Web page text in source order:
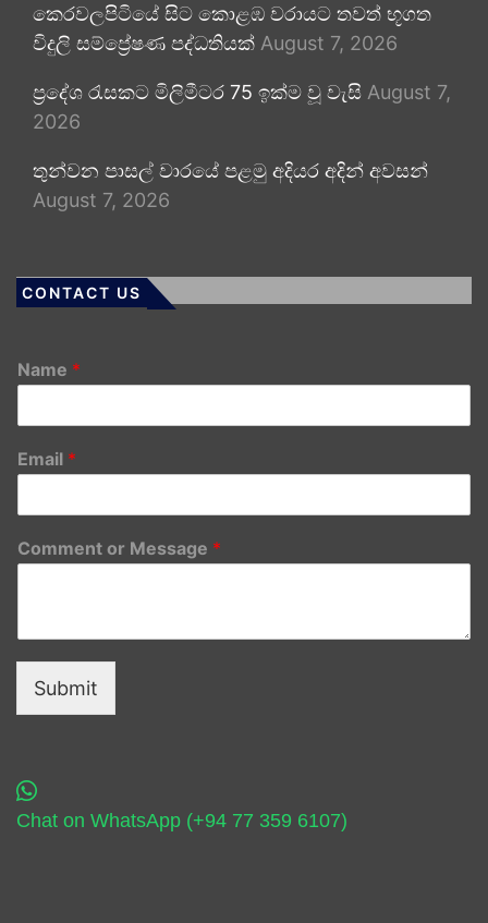
කෙරවලපිටියේ සිට කොළඹ වරායට තවත් භූගත
විදුලි සම්ප්‍රේෂණ පද්ධතියක් August 7, 2026
ප්‍රදේශ රැසකට මිලිමීටර 75 ඉක්ම වූ වැසි August 7,
2026
තුන්වන පාසල් වාරයේ පළමු අදියර අදින් අවසන්
August 7, 2026
CONTACT US
Name *
Email *
Comment or Message *
Submit
Chat on WhatsApp (+94 77 359 6107)